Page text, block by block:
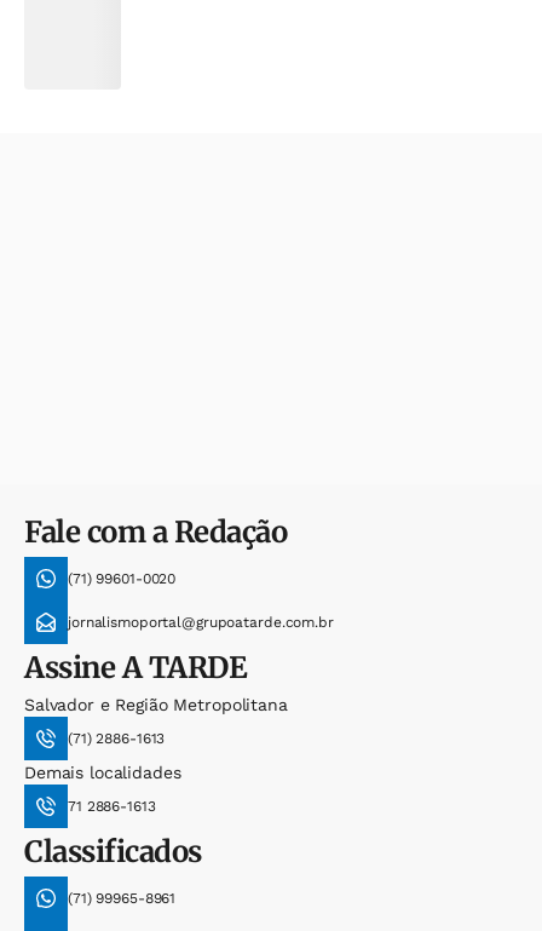
Fale com a Redação
(71) 99601-0020
jornalismoportal@grupoatarde.com.br
AssineA TARDE
Salvador e Região Metropolitana
(71) 2886-1613
Demais localidades
71 2886-1613
Classificados
(71) 99965-8961